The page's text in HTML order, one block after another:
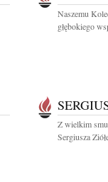
Naszemu
głębokiego
Z wielkim
Sergiusza